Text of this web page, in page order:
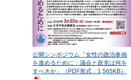
公開シンポジウム「女性の政治参画
を進めるために：議会と政党は何を
すべきか」（PDF形式：1,565KB）